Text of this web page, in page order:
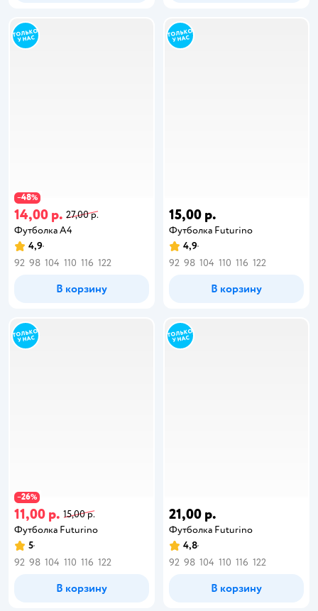
−48%
14,00 р. 27,00 р.
Футболка А4
4,9
92 98 104 110 116 122
В корзину
15,00 р.
Футболка Futurino
4,9
92 98 104 110 116 122
В корзину
−26%
11,00 р. 15,00 р.
Футболка Futurino
5
92 98 104 110 116 122
В корзину
21,00 р.
Футболка Futurino
4,8
92 98 104 110 116 122
В корзину